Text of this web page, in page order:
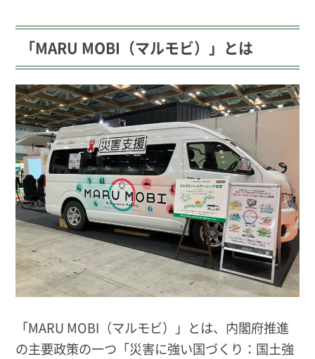
「MARU MOBI（マルモビ）」とは
「MARU MOBI（マルモビ）」とは、内閣府推進
の主要政策の一つ「災害に強い国づくり：国土強